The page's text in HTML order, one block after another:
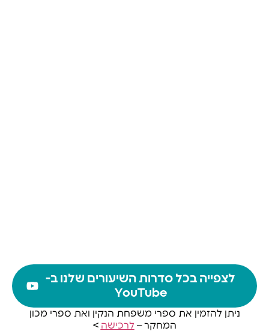
לצפייה בכל סדרות השיעורים שלנו ב-
YouTube
ניתן להזמין את ספרי משפחת הנקין ואת ספרי מכון
המחקר– לרכישה >